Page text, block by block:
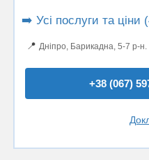
➡️ Усі послуги та ціни
📍 Дніпро, Барикадна, 5-7 р-
+38 (067)